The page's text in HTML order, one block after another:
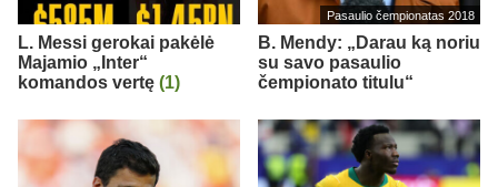
L. Messi gerokai pakėlė
Majamio „Inter“
komandos vertę (1)
Pasaulio čempionatas 2018
B. Mendy: „Darau ką noriu
su savo pasaulio
čempionato titulu“